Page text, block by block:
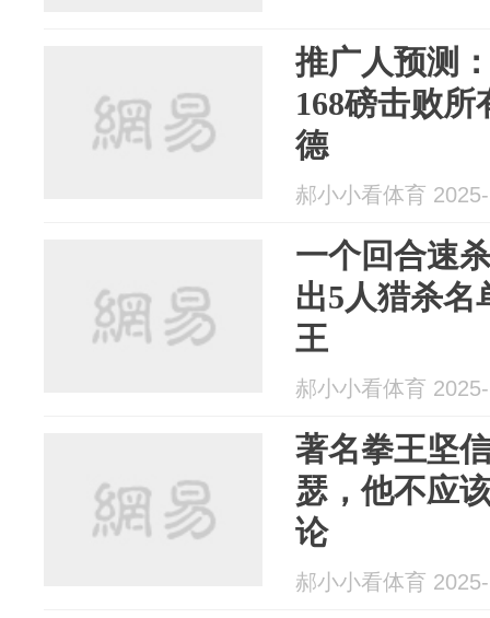
推广人预测
168磅击败
德
郝小小看体育
一个回合速
出5人猎杀名
王
郝小小看体育
著名拳王坚
瑟，他不应
论
郝小小看体育